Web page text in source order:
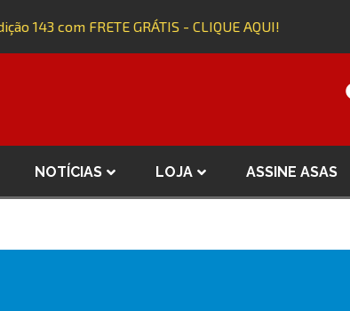
143 com FRETE GRÁTIS - CLIQUE AQUI!
NOTÍCIAS LOJA ASSINE ASAS